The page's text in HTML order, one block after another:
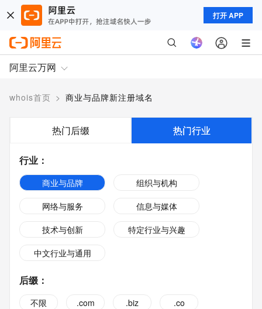
打开 APP
阿里云万网
whois首页 > 商业与品牌新注册域名
热门后缀 热门行业
行业 ：
商业与品牌
组织与机构
网络与服务
信息与媒体
技术与创新
特定行业与兴趣
中文行业与通用
后缀 ：
不限 .com .biz
.co